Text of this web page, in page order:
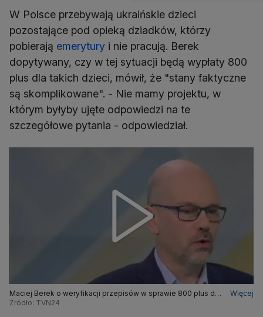
W Polsce przebywają ukraińskie dzieci
pozostające pod opieką dziadków, którzy
pobierają emerytury i nie pracują. Berek
dopytywany, czy w tej sytuacji będą wypłaty 800
plus dla takich dzieci, mówił, że "stany faktyczne
są skomplikowane". - Nie mamy projektu, w
którym byłyby ujęte odpowiedzi na te
szczegółowe pytania - odpowiedział.
Maciej Berek o weryfikacji przepisów w sprawie 800 plus dla
dzieci ukraińskich
Więcej
Źródło: TVN24